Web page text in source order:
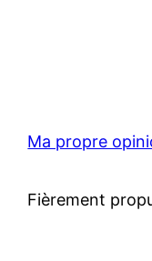
Ma propre
Fièrement